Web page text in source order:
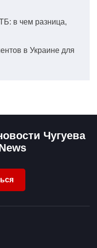
в чем разница,
в Украине для
Чугуева